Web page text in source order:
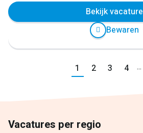
Bekijk vacature
Bewaren
Vorige
1 2 3 4 ...
Vacatures per regio